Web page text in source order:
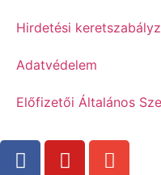
Hirdetési
Adatvédelem
Előfizetői Általános